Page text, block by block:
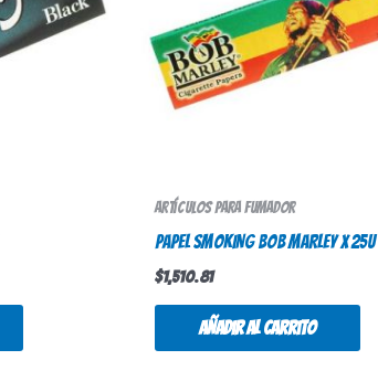
Artículos para fumador
PAPEL SMOKING BOB MARLEY X 25U
$1,510.81
Añadir al carrito